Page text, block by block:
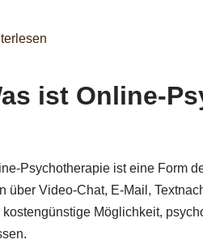
ist Online-
Psychotherapie ist eine Form
über Video-Chat, E-Mail,
kostengünstige Möglichkeit,